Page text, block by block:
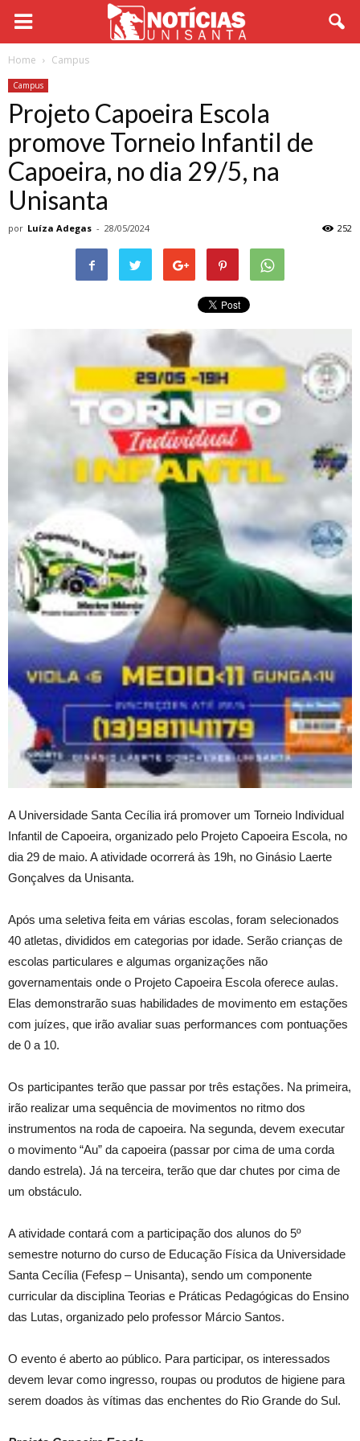
Home Campus
Campus
Projeto Capoeira Escola
promove Torneio Infantil de
Capoeira, no dia 29/5, na
Unisanta
por Luíza Adegas - 28/05/2024 252
A Universidade Santa Cecília irá promover um Torneio Individual
Infantil de Capoeira, organizado pelo Projeto Capoeira Escola, no
dia 29 de maio. A atividade ocorrerá às 19h, no Ginásio Laerte
Gonçalves da Unisanta.
Após uma seletiva feita em várias escolas, foram selecionados
40 atletas, divididos em categorias por idade. Serão crianças de
escolas particulares e algumas organizações não
governamentais onde o Projeto Capoeira Escola oferece aulas.
Elas demonstrarão suas habilidades de movimento em estações
com juízes, que irão avaliar suas performances com pontuações
de 0 a 10.
Os participantes terão que passar por três estações. Na primeira,
irão realizar uma sequência de movimentos no ritmo dos
instrumentos na roda de capoeira. Na segunda, devem executar
o movimento “Au” da capoeira (passar por cima de uma corda
dando estrela). Já na terceira, terão que dar chutes por cima de
um obstáculo.
A atividade contará com a participação dos alunos do 5º
semestre noturno do curso de Educação Física da Universidade
Santa Cecília (Fefesp – Unisanta), sendo um componente
curricular da disciplina Teorias e Práticas Pedagógicas do Ensino
das Lutas, organizado pelo professor Márcio Santos.
O evento é aberto ao público. Para participar, os interessados
devem levar como ingresso, roupas ou produtos de higiene para
serem doados às vítimas das enchentes do Rio Grande do Sul.